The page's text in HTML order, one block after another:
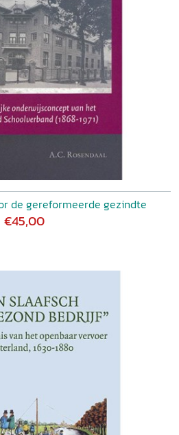
de gereformeerde gezindte
€45,00